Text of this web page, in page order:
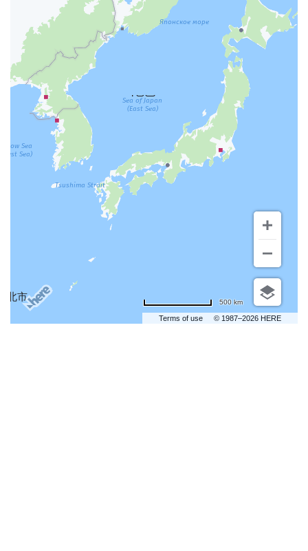
Terms of use © 1987–2026 HERE
500 km